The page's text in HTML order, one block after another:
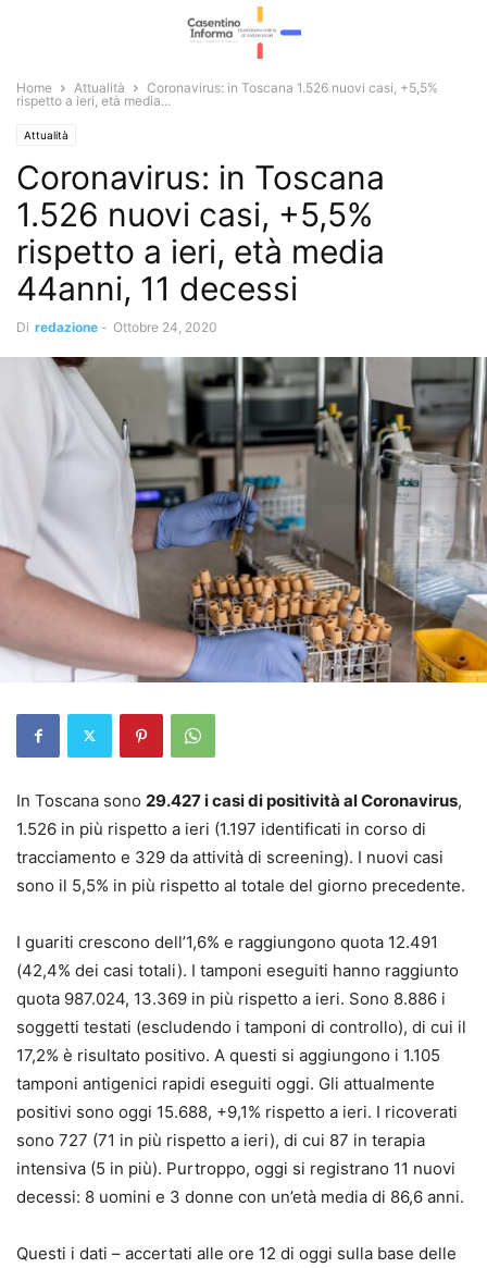
Home Attualità
Coronavirus: in Toscana 1.526 nuovi casi, +5,5%
rispetto a ieri, età media...
Attualità
Coronavirus: in Toscana
1.526 nuovi casi, +5,5%
rispetto a ieri, età media
44anni, 11 decessi
Di redazione - Ottobre 24, 2020
In Toscana sono 29.427 i casi di positività al Coronavirus,
1.526 in più rispetto a ieri (1.197 identificati in corso di
tracciamento e 329 da attività di screening). I nuovi casi
sono il 5,5% in più rispetto al totale del giorno precedente.
I guariti crescono dell’1,6% e raggiungono quota 12.491
(42,4% dei casi totali). I tamponi eseguiti hanno raggiunto
quota 987.024, 13.369 in più rispetto a ieri. Sono 8.886 i
soggetti testati (escludendo i tamponi di controllo), di cui il
17,2% è risultato positivo. A questi si aggiungono i 1.105
tamponi antigenici rapidi eseguiti oggi. Gli attualmente
positivi sono oggi 15.688, +9,1% rispetto a ieri. I ricoverati
sono 727 (71 in più rispetto a ieri), di cui 87 in terapia
intensiva (5 in più). Purtroppo, oggi si registrano 11 nuovi
decessi: 8 uomini e 3 donne con un’età media di 86,6 anni.
Questi i dati – accertati alle ore 12 di oggi sulla base delle